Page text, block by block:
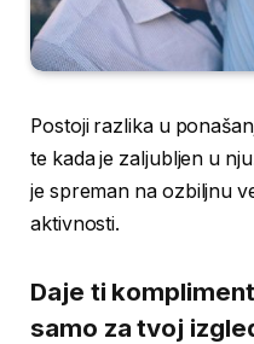
Postoji razlika u
te kada je zaljubljen u
je spreman na ozbiljnu
aktivnosti.
Daje ti
samo za tvoj